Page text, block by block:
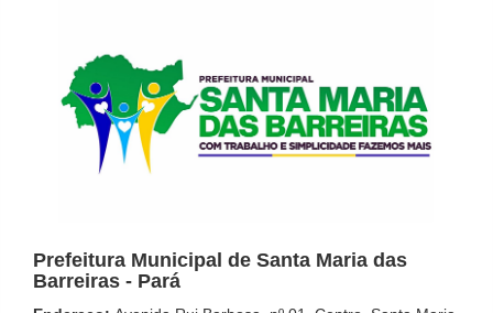
Prefeitura Municipal de Santa Maria das
Barreiras - Pará